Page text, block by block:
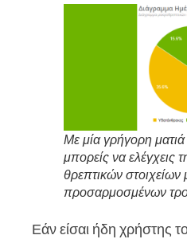
Με μία γρήγορη
μπορείς να ελέγχεις
θρεπτικών
προσαρμοσμένων
Εάν είσαι ήδη χρήστης